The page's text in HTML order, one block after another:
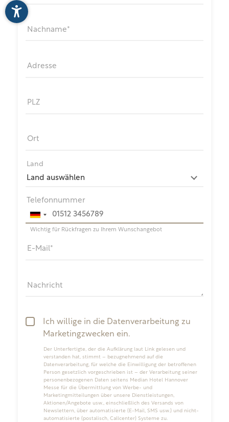
Nachname
Adresse
PLZ
Ort
Land
Wichtig für Rückfragen zu Ihrem Wunschangebot
Telefonnummer
E-Mail
Nachricht
Ich willige in die Datenverarbeitung zu
Marketingzwecken ein.
Der Unterfertigte, der die Aufklärung laut Link gelesen und
verstanden hat, stimmt – bezugnehmend auf die
Datenverarbeitung, für welche die Einwilligung der betroffenen
Person gesetzlich vorgeschrieben ist – der Verarbeitung seiner
personenbezogenen Daten seitens Median Hotel Hannover
Messe für die Übermittlung von Werbe- und
Marketingmitteilungen über unsere Dienstleistungen,
Aktionen/Angebote usw., einschließlich des Versands von
Newslettern, über automatisierte (E-Mail, SMS usw.) und nicht-
automatisierte (postalisch, Callcenter) Systeme zu.